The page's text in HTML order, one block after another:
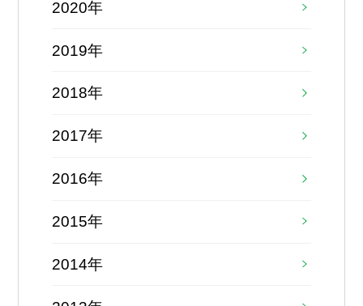
2020年
2019年
2018年
2017年
2016年
2015年
2014年